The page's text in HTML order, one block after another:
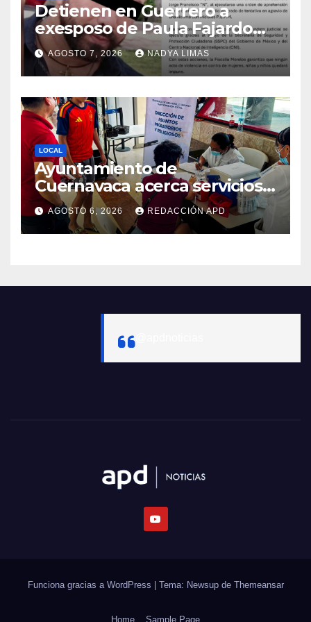
Detienen en Guerrero a
exesposo de Paula Fajardo
por tentativa de feminicidio
AGOSTO 7, 2026 NADYA LIMAS
LOCAL
Ayuntamiento de
Cuernavaca acerca servicios
de vacunación a personas
migrantes en tránsito
AGOSTO 6, 2026 REDACCIÓN APD
Funciona gracias a WordPress Tema: Newsup de Themeansar
Home Sample Page